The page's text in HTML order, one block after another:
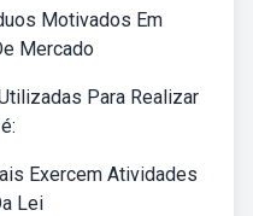
Motivados Em
Mercado
Para Realizar
Exercem Atividades
Lei